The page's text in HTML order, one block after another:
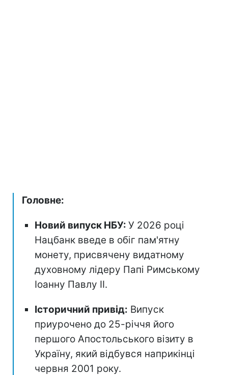
Головне:
Новий випуск НБУ: У 2026 році
Нацбанк введе в обіг пам'ятну
монету, присвячену видатному
духовному лідеру Папі Римському
Іоанну Павлу II.
Історичний привід: Випуск
приурочено до 25-річчя його
першого Апостольського візиту в
Україну, який відбувся наприкінці
червня 2001 року.